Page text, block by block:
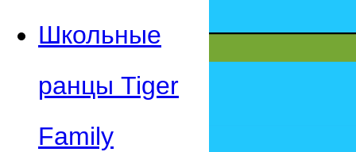
Школьные
ранцы Tiger
Family